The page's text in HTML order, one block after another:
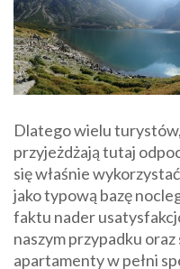
Dlatego wielu
przyjeżdżają tutaj
się właśnie
jako typową bazę
faktu nader
naszym przypadku
apartamenty w pełni